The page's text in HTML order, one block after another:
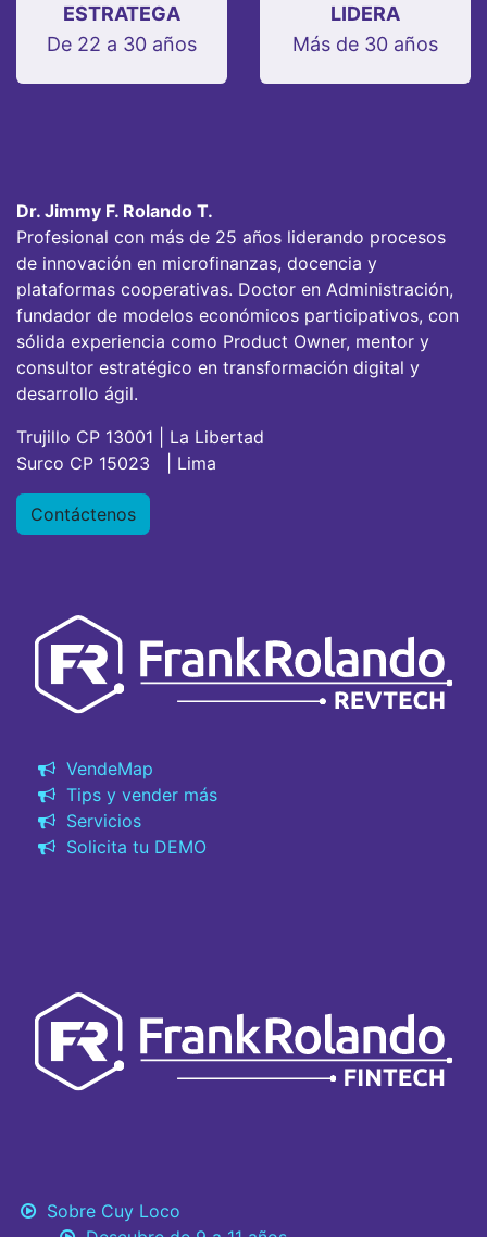
ESTRATEGA
De 22 a 30 años
LIDERA
Más de 30 años
Dr. Jimmy F. Rolando T.
Profesional con más de 25 años liderando procesos
de innovación en microfinanzas, docencia y
plataformas cooperativas. Doctor en Administración,
fundador de modelos económicos participativos, con
sólida experiencia como Product Owner, mentor y
consultor estratégico en transformación digital y
desarrollo ágil.
Trujillo CP 13001 | La Libertad
Surco CP 15023 | Lima
Contáctenos
VendeMap
Tips y vender más
Servicios
Solicita tu DEMO
Sobre Cuy Loco